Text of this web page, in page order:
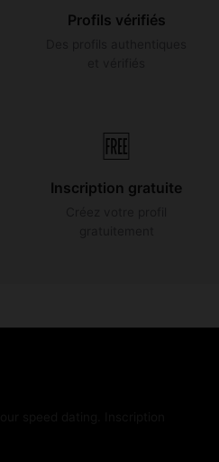
Profils vérifiés
🆓
Inscription gratuite